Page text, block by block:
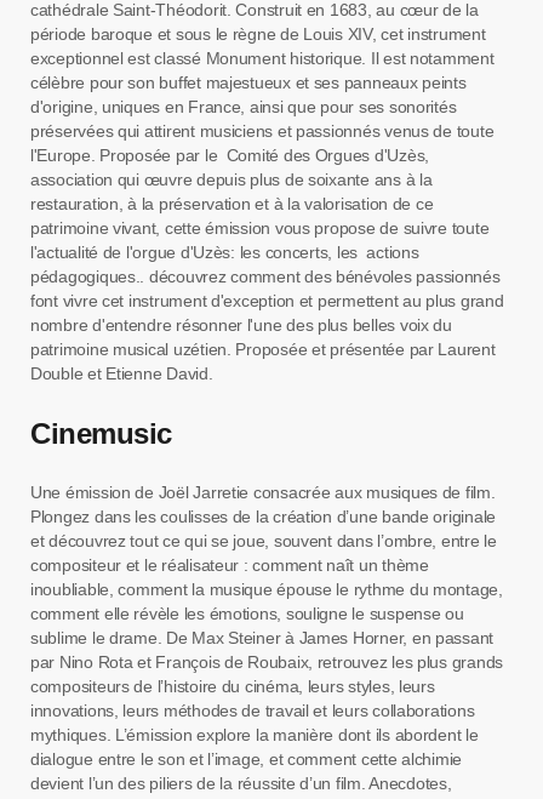
cathédrale Saint-Théodorit. Construit en 1683, au cœur de la
période baroque et sous le règne de Louis XIV, cet instrument
exceptionnel est classé Monument historique. Il est notamment
célèbre pour son buffet majestueux et ses panneaux peints
d'origine, uniques en France, ainsi que pour ses sonorités
préservées qui attirent musiciens et passionnés venus de toute
l'Europe. Proposée par le Comité des Orgues d'Uzès,
association qui œuvre depuis plus de soixante ans à la
restauration, à la préservation et à la valorisation de ce
patrimoine vivant, cette émission vous propose de suivre toute
l'actualité de l'orgue d'Uzès: les concerts, les actions
pédagogiques.. découvrez comment des bénévoles passionnés
font vivre cet instrument d'exception et permettent au plus grand
nombre d'entendre résonner l'une des plus belles voix du
patrimoine musical uzétien. Proposée et présentée par Laurent
Double et Etienne David.
Cinemusic
Une émission de Joël Jarretie consacrée aux musiques de film.
Plongez dans les coulisses de la création d’une bande originale
et découvrez tout ce qui se joue, souvent dans l’ombre, entre le
compositeur et le réalisateur : comment naît un thème
inoubliable, comment la musique épouse le rythme du montage,
comment elle révèle les émotions, souligne le suspense ou
sublime le drame. De Max Steiner à James Horner, en passant
par Nino Rota et François de Roubaix, retrouvez les plus grands
compositeurs de l’histoire du cinéma, leurs styles, leurs
innovations, leurs méthodes de travail et leurs collaborations
mythiques. L’émission explore la manière dont ils abordent le
dialogue entre le son et l’image, et comment cette alchimie
devient l’un des piliers de la réussite d’un film. Anecdotes,